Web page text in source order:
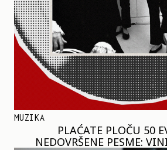
MUZIKA
PLAĆATE PLOČU 50
NEDOVRŠENE PESME: